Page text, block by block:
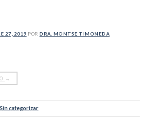
27, 2019 PORDRA. MONTSE TIMONEDA
→
Sin categorizar